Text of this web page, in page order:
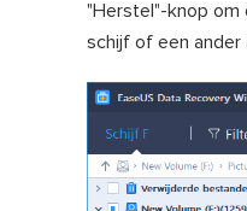
"Herstel"-knop om
schijf of een ander